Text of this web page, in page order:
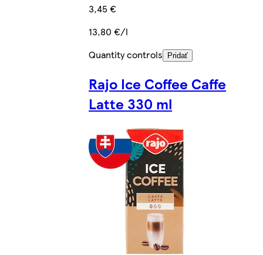
3,45 €
13,80 €/l
Quantity controls
Pridať
Rajo Ice Coffee Caffe
Latte 330 ml